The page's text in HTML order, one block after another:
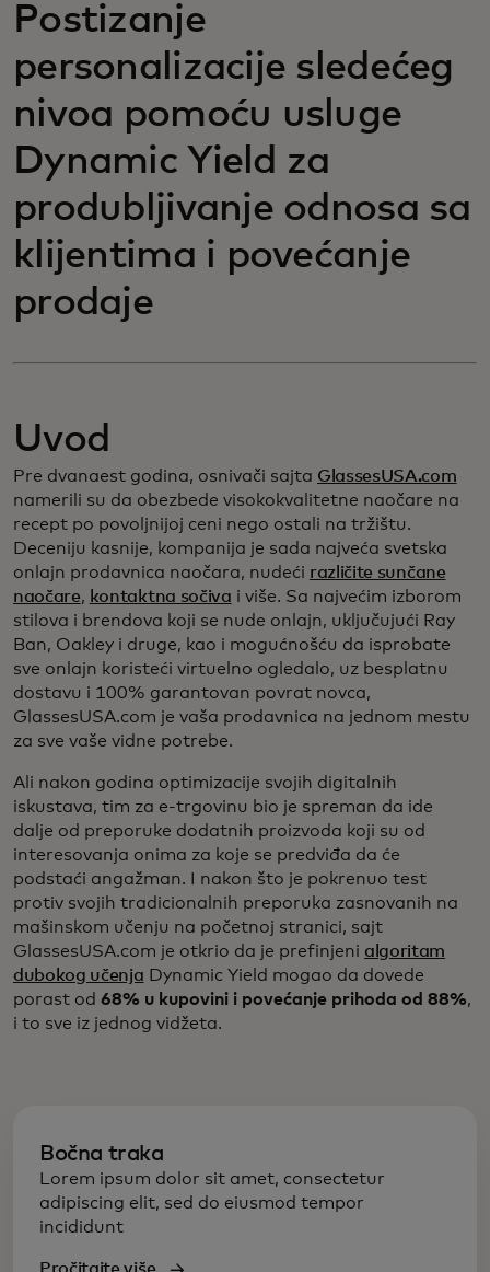
Postizanje
personalizacije sledećeg
nivoa pomoću usluge
Dynamic Yield za
produbljivanje odnosa sa
klijentima i povećanje
prodaje
Uvod
Pre dvanaest godina, osnivači sajta GlassesUSA.com
namerili su da obezbede visokokvalitetne naočare na
recept po povoljnijoj ceni nego ostali na tržištu.
Deceniju kasnije, kompanija je sada najveća svetska
onlajn prodavnica naočara, nudeći različite sunčane
naočare, kontaktna sočiva i više. Sa najvećim izborom
stilova i brendova koji se nude onlajn, uključujući Ray
Ban, Oakley i druge, kao i mogućnošću da isprobate
sve onlajn koristeći virtuelno ogledalo, uz besplatnu
dostavu i 100% garantovan povrat novca,
GlassesUSA.com je vaša prodavnica na jednom mestu
za sve vaše vidne potrebe.
Ali nakon godina optimizacije svojih digitalnih
iskustava, tim za e-trgovinu bio je spreman da ide
dalje od preporuke dodatnih proizvoda koji su od
interesovanja onima za koje se predviđa da će
podstaći angažman. I nakon što je pokrenuo test
protiv svojih tradicionalnih preporuka zasnovanih na
mašinskom učenju na početnoj stranici, sajt
GlassesUSA.com je otkrio da je prefinjeni algoritam
dubokog učenja Dynamic Yield mogao da dovede
porast od 68% u kupovini i povećanje prihoda od 88%,
i to sve iz jednog vidžeta.
Bočna traka
Lorem ipsum dolor sit amet, consectetur
adipiscing elit, sed do eiusmod tempor
incididunt